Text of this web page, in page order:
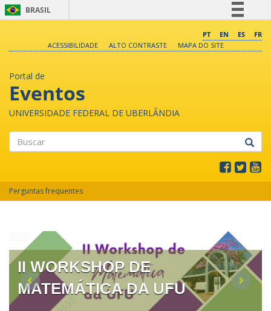
BRASIL
Comunica BR
PT EN ES
FR
ACESSIBILIDADE
ALTO CONTRASTE MAPA DO SITE
Portal de
Eventos
UNIVERSIDADE FEDERAL DE UBERLÂNDIA
Perguntas frequentes
II WORKSHOP DE
MATEMÁTICA DA UFU